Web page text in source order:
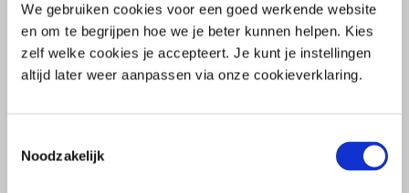
We gebruiken cookies voor een goed werkende website
en om te begrijpen hoe we je beter kunnen helpen. Kies
zelf welke cookies je accepteert. Je kunt je instellingen
altijd later weer aanpassen via onze cookieverklaring.
Noodzakelijk
Karin Pijper
Allgemeinmediziner, Mitbegründer, Medizinischer
Direktor